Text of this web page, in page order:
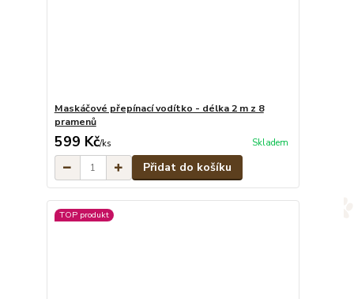
Maskáčové přepínací vodítko - délka 2 m z 8
pramenů
599 Kč/ks Skladem
Přidat do košíku
TOP produkt